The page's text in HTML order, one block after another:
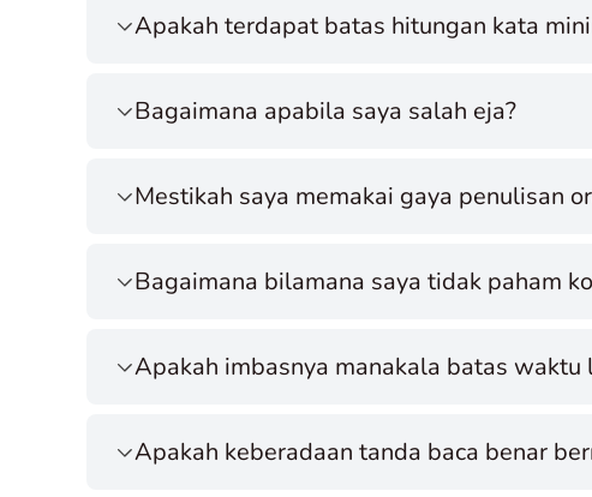
Apakah terdapat batas hitungan kata
Bagaimana apabila saya salah eja?
Mestikah saya memakai gaya penulisan
Bagaimana bilamana saya tidak paham
Apakah imbasnya manakala batas
Apakah keberadaan tanda baca benar